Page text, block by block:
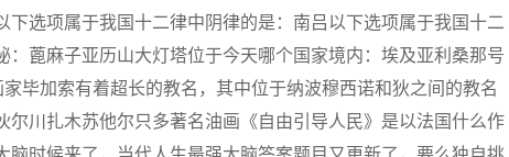
选项属于我国十二律中阴律的是：南吕以下选项属于我国十二
蓖麻子亚历山大灯塔位于今天哪个国家境内：埃及亚利桑那号
毕加索有着超长的教名，其中位于纳波穆西诺和狄之间的教名
川扎木苏他尔只多著名油画《自由引导人民》是以法国什么作